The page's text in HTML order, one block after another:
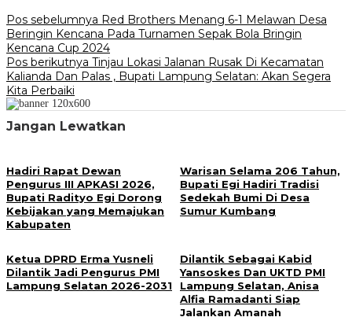
Navigasi
pos
Pos sebelumnya Red Brothers Menang 6-1 Melawan Desa
Beringin Kencana Pada Turnamen Sepak Bola Bringin
Kencana Cup 2024
Pos berikutnya Tinjau Lokasi Jalanan Rusak Di Kecamatan
Kalianda Dan Palas , Bupati Lampung Selatan: Akan Segera
Kita Perbaiki
Jangan Lewatkan
Hadiri Rapat Dewan
Pengurus III APKASI 2026,
Bupati Radityo Egi Dorong
Kebijakan yang Memajukan
Kabupaten
Warisan Selama 206 Tahun,
Bupati Egi Hadiri Tradisi
Sedekah Bumi Di Desa
Sumur Kumbang
Ketua DPRD Erma Yusneli
Dilantik Jadi Pengurus PMI
Lampung Selatan 2026-2031
Dilantik Sebagai Kabid
Yansoskes Dan UKTD PMI
Lampung Selatan, Anisa
Alfia Ramadanti Siap
Jalankan Amanah